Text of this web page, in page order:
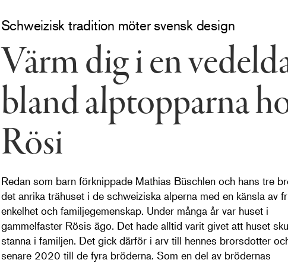
Schweizisk tradition möter svensk design
Värm dig i en
bland alptopparna
Rösi
Redan som barn förknippade Mathias Büschlen och hans tre
det anrika trähuset i de schweiziska alperna med en känsla av
enkelhet och familjegemenskap. Under många år var huset i
gammelfaster Rösis ägo. Det hade alltid varit givet att huset
stanna i familjen. Det gick därför i arv till hennes brorsdotter
senare 2020 till de fyra bröderna. Som en del av brödernas